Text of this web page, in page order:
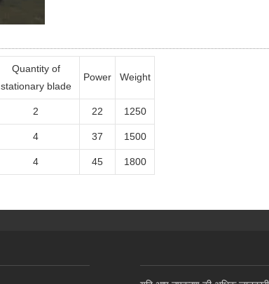
Quantity of
stationary blade
Power Weight
2 22 1250
4 37 1500
4 45 1800